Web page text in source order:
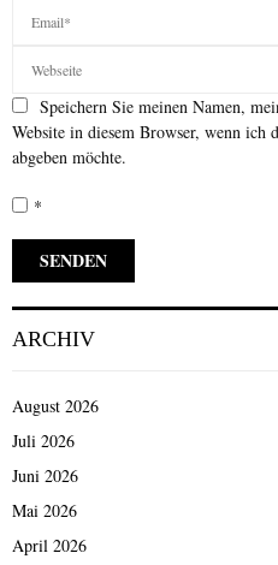
Speichern Sie meinen Namen,
Website in diesem Browser, wenn ich
abgeben möchte.
*
ARCHIV
August 2026
Juli 2026
Juni 2026
Mai 2026
April 2026